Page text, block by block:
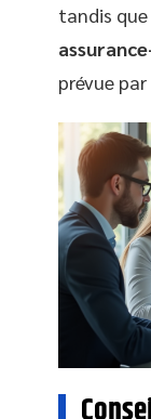
tandis
prévue